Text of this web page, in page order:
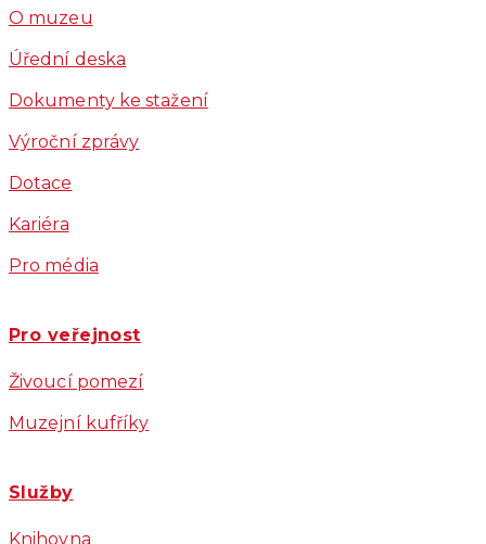
O muzeu
Úřední deska
Dokumenty ke stažení
Výroční zprávy
Dotace
Kariéra
Pro média
Pro veřejnost
Živoucí pomezí
Muzejní kufříky
Služby
Knihovna